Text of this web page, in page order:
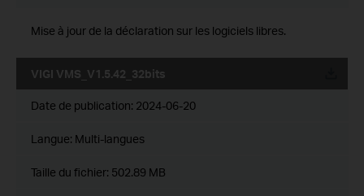
Mise à jour de la déclaration sur les logiciels libres.
VIGI VMS_V1.5.42_32bits
Date de publication: 2024-06-20
Langue: Multi-langues
Taille du fichier: 502.89 MB